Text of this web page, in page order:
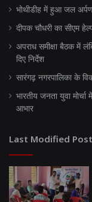
भोथीडीह में हुआ जल
दीपक चौधरी का सीएम
अपराध समीक्षा बैठक में
दिए निर्देश
सारंगढ़ नगरपालिका के
भारतीय जनता युवा मोर्चा
आभार
Last Modified